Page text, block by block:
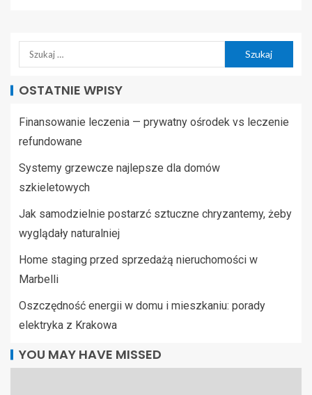
OSTATNIE WPISY
Finansowanie leczenia — prywatny ośrodek vs leczenie
refundowane
Systemy grzewcze najlepsze dla domów
szkieletowych
Jak samodzielnie postarzć sztuczne chryzantemy, żeby
wyglądały naturalniej
Home staging przed sprzedażą nieruchomości w
Marbelli
Oszczędność energii w domu i mieszkaniu: porady
elektryka z Krakowa
YOU MAY HAVE MISSED